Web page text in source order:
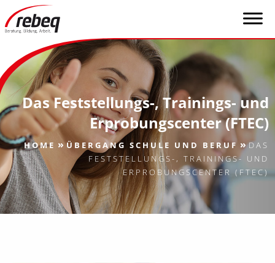
Das Feststellungs-, Trainings- und
Erprobungscenter (FTEC)
HOME »ÜBERGANG SCHULE UND BERUF »DAS
FESTSTELLUNGS-, TRAININGS- UND
ERPROBUNGSCENTER (FTEC)